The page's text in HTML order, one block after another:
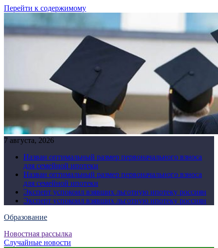
Перейти к содержимому
7 августа, 2026
Назван оптимальный размер первоначального взноса
для семейной ипотеки
Назван оптимальный размер первоначального взноса
для семейной ипотеки
Эксперт успокоил взявших льготную ипотеку россиян
Эксперт успокоил взявших льготную ипотеку россиян
Образование
Новостная рассылка
Случайные новости